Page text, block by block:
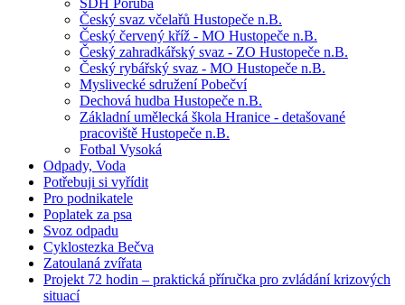
SDH Poruba
Český svaz včelařů Hustopeče n.B.
Český červený kříž - MO Hustopeče n.B.
Český zahradkářský svaz - ZO Hustopeče n.B.
Český rybářský svaz - MO Hustopeče n.B.
Myslivecké sdružení Pobečví
Dechová hudba Hustopeče n.B.
Základní umělecká škola Hranice - detašované
pracoviště Hustopeče n.B.
Fotbal Vysoká
Odpady, Voda
Potřebuji si vyřídit
Pro podnikatele
Poplatek za psa
Svoz odpadu
Cyklostezka Bečva
Zatoulaná zvířata
Projekt 72 hodin – praktická příručka pro zvládání krizových
situací